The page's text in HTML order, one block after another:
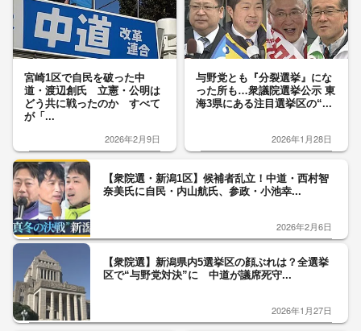
宮崎1区で自民を破った中
道・渡辺創氏 立憲・公明は
どう共に戦ったのか すべて
が「...
2026年2月9日
与野党とも『分裂選挙』にな
った所も…衆議院選挙公示 東
海3県にある注目選挙区の“...
2026年1月28日
【衆院選・新潟1区】候補者乱立！中道・西村智
奈美氏に自民・内山航氏、参政・小池幸...
2026年2月6日
【衆院選】新潟県内5選挙区の顔ぶれは？全選挙
区で“与野党対決”に 中道が議席死守...
2026年1月27日